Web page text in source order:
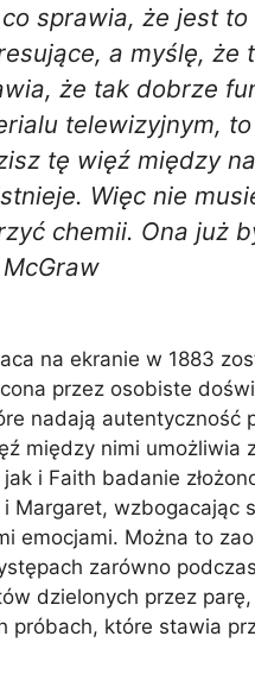
co sprawia, że jest
a myślę, że
że tak dobrze
telewizyjnym,
tę więź między
Więc nie
chemii. Ona już
na ekranie w 1883
przez osobiste
nadają autentyczność
między nimi umożliwia
i Faith badanie
Margaret, wzbogacając
emocjami. Można to
zarówno
dzielonych przez
próbach, które stawia